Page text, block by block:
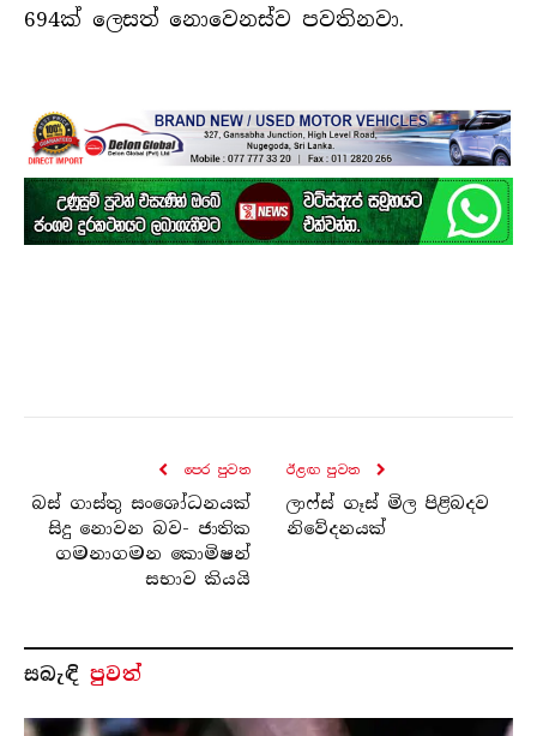
694ක් ලෙසත් නොවෙනස්ව පවතිනවා.
පෙර පුව​ත
බස් ගාස්තු සංශෝධනයක්
සිදු නොවන බව- ජාතික
ගමනාගමන කොමිෂන්
සභාව කියයි
ඊළඟ පුව​ත
ලාෆ්ස් ගෑස් මිල පිළිබදව
නිවේදනයක්
සබැ​ඳි පුවත්